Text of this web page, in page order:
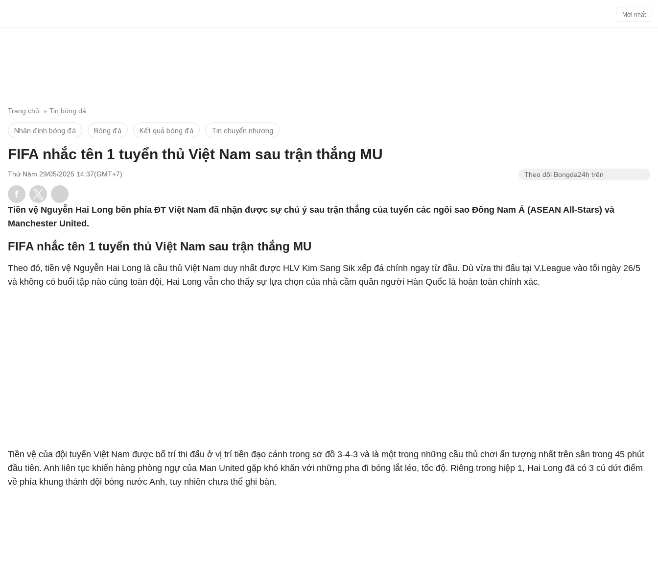
Mới nhất
Trang chủ Tin bóng đá
Nhận định bóng đá Bóng đá Kết quả bóng đá Tin chuyển nhượng
FIFA nhắc tên 1 tuyển thủ Việt Nam sau trận thắng MU
Thứ Năm 29/05/2025 14:37(GMT+7) Theo dõi Bongda24h trên
Tiền vệ Nguyễn Hai Long bên phía ĐT Việt Nam đã nhận được sự chú ý sau trận thắng của tuyển các ngôi sao Đông Nam Á (ASEAN All-Stars) và
Manchester United.
FIFA nhắc tên 1 tuyển thủ Việt Nam sau trận thắng MU
Theo đó, tiền vệ Nguyễn Hai Long là cầu thủ Việt Nam duy nhất được HLV Kim Sang Sik xếp đá chính ngay từ đầu. Dù vừa thi đấu tại V.League vào tối ngày 26/5
và không có buổi tập nào cùng toàn đội, Hai Long vẫn cho thấy sự lựa chọn của nhà cầm quân người Hàn Quốc là hoàn toàn chính xác.
Tiền vệ của đội tuyển Việt Nam được bố trí thi đấu ở vị trí tiền đạo cánh trong sơ đồ 3-4-3 và là một trong những cầu thủ chơi ấn tượng nhất trên sân trong 45 phút
đầu tiên. Anh liên tục khiến hàng phòng ngự của Man United gặp khó khăn với những pha đi bóng lắt léo, tốc độ. Riêng trong hiệp 1, Hai Long đã có 3 cú dứt điểm
về phía khung thành đội bóng nước Anh, tuy nhiên chưa thể ghi bàn.